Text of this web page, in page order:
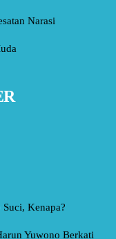
Narasi
Kenapa?
Yuwono Berkati